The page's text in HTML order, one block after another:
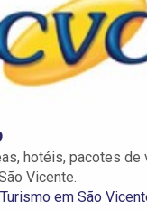
hotéis, pacotes de
Vicente.
em São